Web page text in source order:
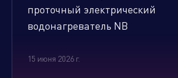
проточный электрический
водонагреватель NB
15 июня 2026 г.